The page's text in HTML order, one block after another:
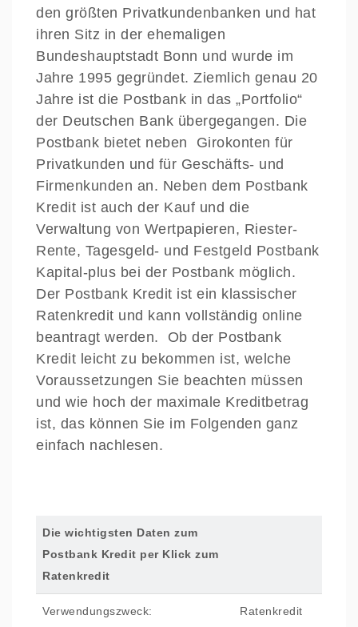
den größten Privatkundenbanken und hat
ihren Sitz in der ehemaligen
Bundeshauptstadt Bonn und wurde im
Jahre 1995 gegründet. Ziemlich genau 20
Jahre ist die Postbank in das „Portfolio“
der Deutschen Bank übergegangen. Die
Postbank bietet neben Girokonten für
Privatkunden und für Geschäfts- und
Firmenkunden an. Neben dem Postbank
Kredit ist auch der Kauf und die
Verwaltung von Wertpapieren, Riester-
Rente, Tagesgeld- und Festgeld Postbank
Kapital-plus bei der Postbank möglich.
Der Postbank Kredit ist ein klassischer
Ratenkredit und kann vollständig online
beantragt werden. Ob der Postbank
Kredit leicht zu bekommen ist, welche
Voraussetzungen Sie beachten müssen
und wie hoch der maximale Kreditbetrag
ist, das können Sie im Folgenden ganz
einfach nachlesen.
Die wichtigsten Daten zum
Postbank Kredit per Klick zum
Ratenkredit
Verwendungszweck: Ratenkredit